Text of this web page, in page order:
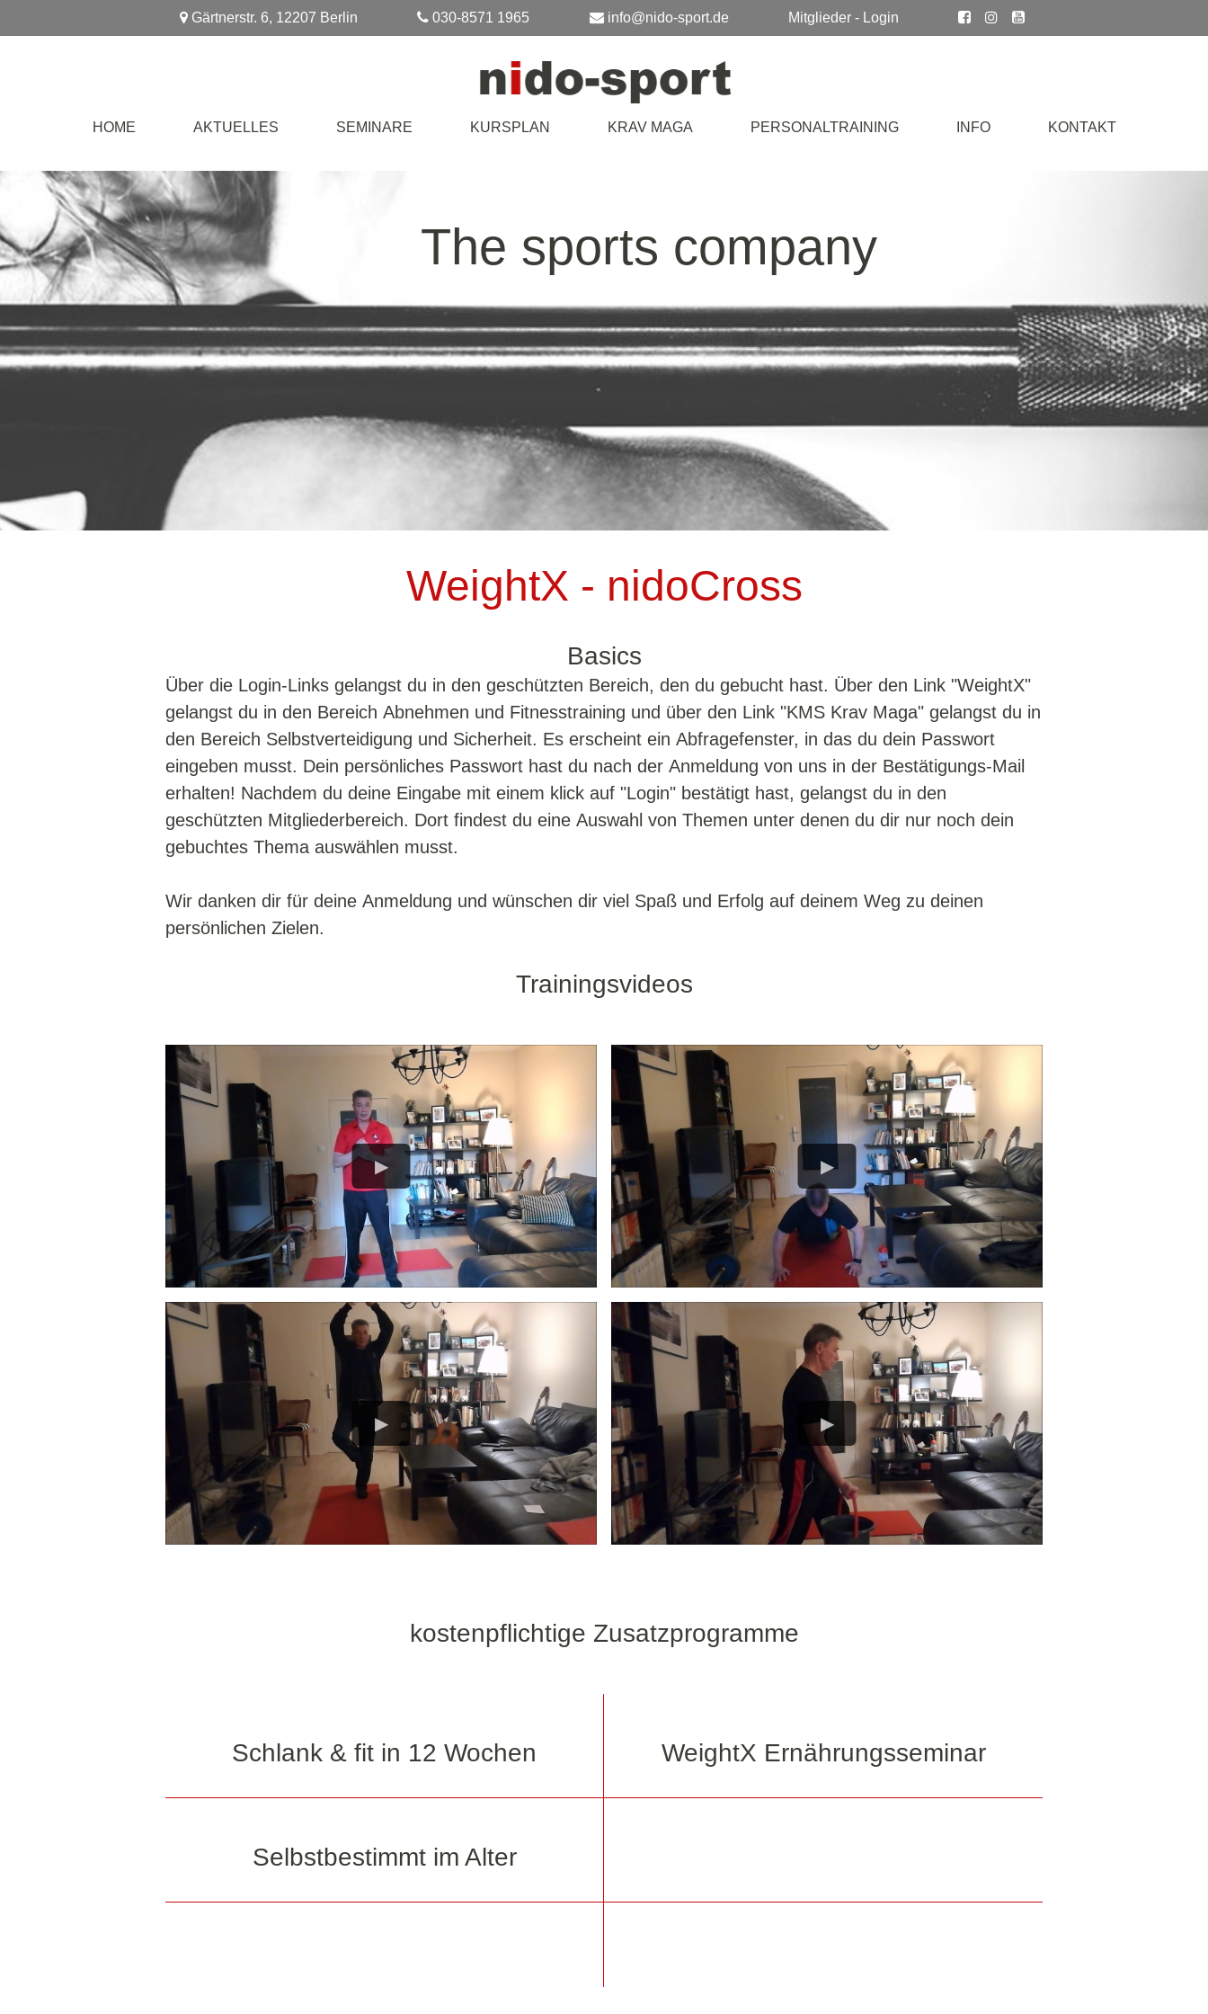
Gärtnerstr. 6, 12207 Berlin 030-8571 1965 info@nido-sport.de Mitglieder - Login   
HOME AKTUELLES SEMINARE KURSPLAN KRAV MAGA PERSONALTRAINING INFO KONTAKT
The sports company
WeightX - nidoCross
Basics
Über die Login-Links gelangst du in den geschützten Bereich, den du gebucht hast. Über den Link "WeightX"
gelangst du in den Bereich Abnehmen und Fitnesstraining und über den Link "KMS Krav Maga" gelangst du in
den Bereich Selbstverteidigung und Sicherheit. Es erscheint ein Abfragefenster, in das du dein Passwort
eingeben musst. Dein persönliches Passwort hast du nach der Anmeldung von uns in der Bestätigungs-Mail
erhalten! Nachdem du deine Eingabe mit einem klick auf "Login" bestätigt hast, gelangst du in den
geschützten Mitgliederbereich. Dort findest du eine Auswahl von Themen unter denen du dir nur noch dein
gebuchtes Thema auswählen musst.
Wir danken dir für deine Anmeldung und wünschen dir viel Spaß und Erfolg auf deinem Weg zu deinen
persönlichen Zielen.
Trainingsvideos
kostenpflichtige Zusatzprogramme
Schlank & fit in 12 Wochen WeightX Ernährungsseminar
Selbstbestimmt im Alter